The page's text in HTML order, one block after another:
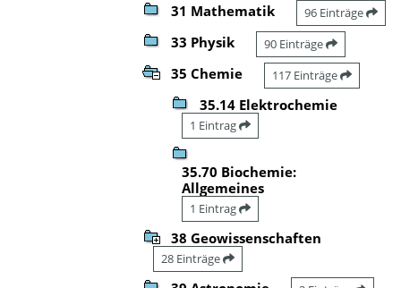
31 Mathematik 96 Einträge
33 Physik 90 Einträge
35 Chemie 117 Einträge
35.14 Elektrochemie
1 Eintrag
35.70 Biochemie:
Allgemeines
1 Eintrag
38 Geowissenschaften
28 Einträge